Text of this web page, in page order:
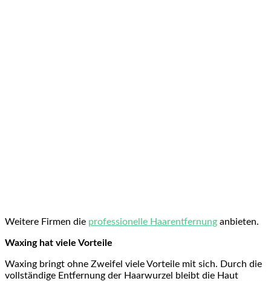
Weitere Firmen die professionelle Haarentfernung anbieten.
Waxing hat viele Vorteile
Waxing bringt ohne Zweifel viele Vorteile mit sich. Durch die
vollständige Entfernung der Haarwurzel bleibt die Haut